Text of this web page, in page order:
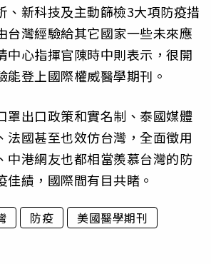
、新科技及主動篩檢3大項防疫措
台灣經驗給其它國家一些未來應
中心指揮官陳時中則表示，很開
能登上國際權威醫學期刊。
罩出口政策和實名制、泰國媒體
法國甚至也效仿台灣，全面徵用
中港網友也都相當羨慕台灣的防
佳績，國際間有目共睹。
防疫
美國醫學期刊